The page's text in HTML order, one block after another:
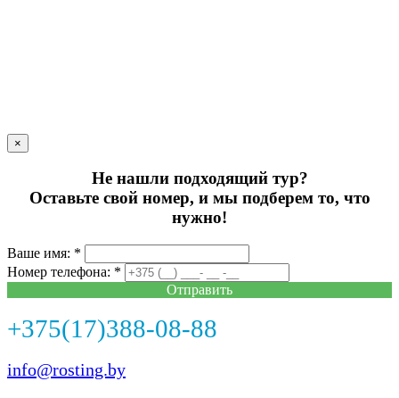
×
Не нашли подходящий тур?
Оставьте свой номер, и мы подберем то, что
нужно!
Ваше имя: *
Номер телефона: *
Отправить
+375(17)388-08-88
info@rosting.by